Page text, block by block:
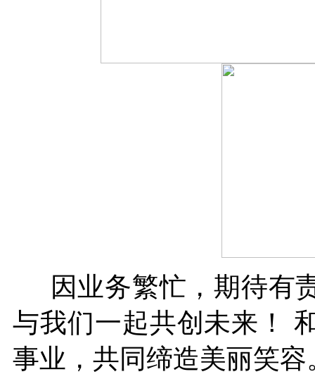
因业务繁忙，期待有
与我们一起共创未来！
事业，共同缔造美丽笑容